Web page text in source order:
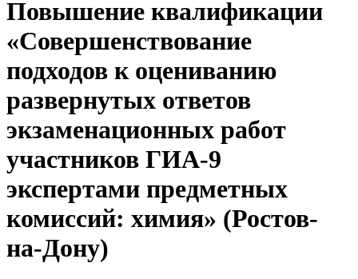
Повышение квалификации
«Совершенствование
подходов к оцениванию
развернутых ответов
экзаменационных работ
участников ГИА-9
экспертами предметных
комиссий: химия» (Ростов-
на-Дону)